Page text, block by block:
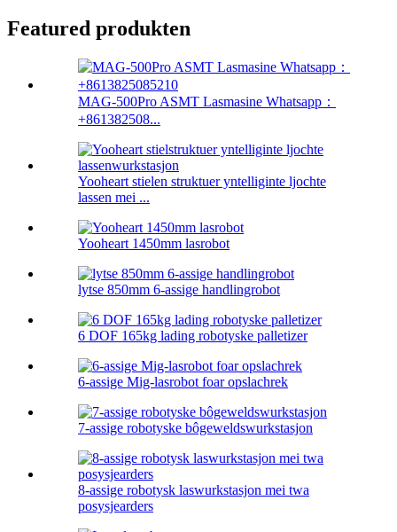
Featured produkten
MAG-500Pro ASMT Lasmasine Whatsapp：
+861382508...
Yooheart stielen struktuer yntelliginte ljochte
lassen mei ...
Yooheart 1450mm lasrobot
lytse 850mm 6-assige handlingrobot
6 DOF 165kg lading robotyske palletizer
6-assige Mig-lasrobot foar opslachrek
7-assige robotyske bôgeweldswurkstasjon
8-assige robotysk laswurkstasjon mei twa
posysjearders